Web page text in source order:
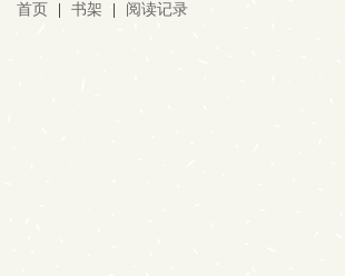
首页 书架 阅读记录